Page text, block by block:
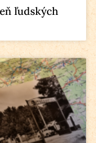
ľudských